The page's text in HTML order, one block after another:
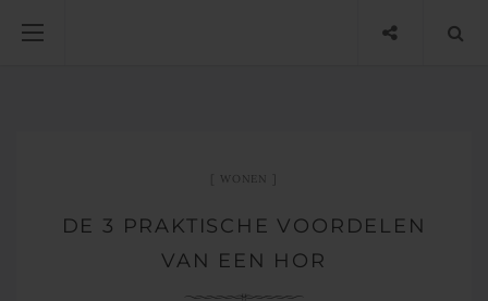
WONEN
DE 3 PRAKTISCHE VOORDELEN
VAN EEN HOR